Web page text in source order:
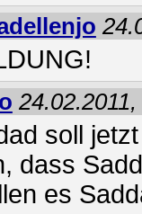
soll
dass
es